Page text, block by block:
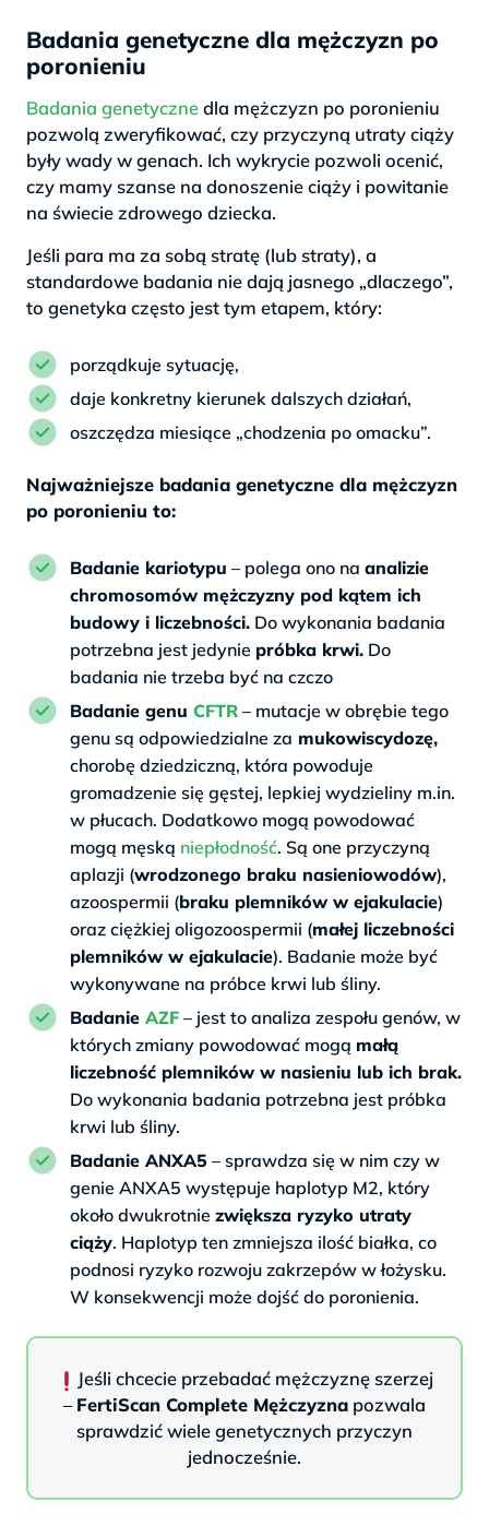
Badania genetyczne dla mężczyzn po
poronieniu
Badania genetycznedla mężczyzn po poronieniu
pozwolą zweryfikować, czy przyczyną utraty ciąży
były wady w genach. Ich wykrycie pozwoli ocenić,
czy mamy szanse na donoszenie ciąży i powitanie
na świecie zdrowego dziecka.
Jeśli para ma za sobą stratę (lub straty), a
standardowe badania nie dają jasnego „dlaczego”,
to genetyka często jest tym etapem, który:
porządkuje sytuację,
daje konkretny kierunek dalszych działań,
oszczędza miesiące „chodzenia po omacku”.
Najważniejsze badania genetyczne dla mężczyzn
po poronieniu to:
Badanie kariotypu – polega ono na analizie
chromosomów mężczyzny pod kątem ich
budowy i liczebności. Do wykonania badania
potrzebna jest jedynie próbka krwi. Do
badania nie trzeba być na czczo
Badanie genu CFTR – mutacje w obrębie tego
genu są odpowiedzialne za mukowiscydozę,
chorobę dziedziczną, która powoduje
gromadzenie się gęstej, lepkiej wydzieliny m.in.
w płucach. Dodatkowo mogą powodować
mogą męską niepłodność. Są one przyczyną
aplazji (wrodzonego braku nasieniowodów),
azoospermii (braku plemników w ejakulacie)
oraz ciężkiej oligozoospermii (małej liczebności
plemników w ejakulacie). Badanie może być
wykonywane na próbce krwi lub śliny.
Badanie AZF – jest to analiza zespołu genów, w
których zmiany powodować mogą małą
liczebność plemników w nasieniu lub ich brak.
Do wykonania badania potrzebna jest próbka
krwi lub śliny.
Badanie ANXA5 – sprawdza się w nim czy w
genie ANXA5 występuje haplotyp M2, który
około dwukrotnie zwiększa ryzyko utraty
ciąży. Haplotyp ten zmniejsza ilość białka, co
podnosi ryzyko rozwoju zakrzepów w łożysku.
W konsekwencji może dojść do poronienia.
Jeśli chcecie przebadać mężczyznę szerzej
–FertiScan Complete Mężczyzna pozwala
sprawdzić wiele genetycznych przyczyn
jednocześnie.